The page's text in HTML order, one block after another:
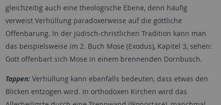
gleichzeitig auch eine theologische Ebene, denn häufig
verweist Verhüllung paradoxerweise auf die göttliche
Offenbarung. In der jüdisch-christlichen Tradition kann man
das beispielsweise im 2. Buch Mose (Exodus), Kapitel 3, sehen:
Gott offenbart sich Mose in einem brennenden Dornbusch.
Tappen:Verhüllung kann ebenfalls bedeuten, dass etwas den
Blicken entzogen wird. In orthodoxen Kirchen wird das